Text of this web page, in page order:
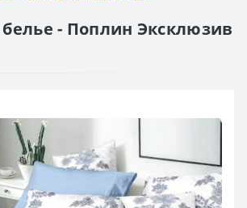
- Поплин Эксклюзив